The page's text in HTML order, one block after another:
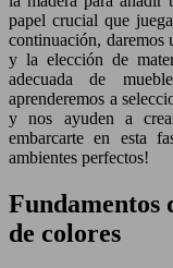
papel crucial que
continuación,
y la elección de
adecuada de
aprenderemos a
y nos ayuden a
embarcarte en esta
ambientes perfectos!
Fundamentos
de colores